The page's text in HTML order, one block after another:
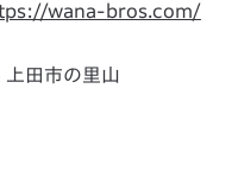
wana-bros.com/
上田市の里山